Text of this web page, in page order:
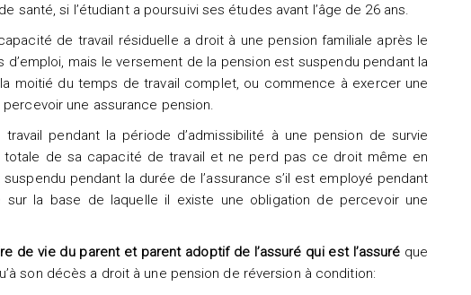
santé, si l’étudiant a poursuivi ses études avant l’âge de 26 ans.
de travail résiduelle a droit à une pension familiale après le
mais le versement de la pension est suspendu pendant la
moitié du temps de travail complet, ou commence à exercer une
une assurance pension.
pendant la période d’admissibilité à une pension de survie
de sa capacité de travail et ne perd pas ce droit même en
pendant la durée de l’assurance s’il est employé pendant
la base de laquelle il existe une obligation de percevoir une
de vie du parent et parent adoptif de l’assuré qui est l’assuré que
son décès a droit à une pension de réversion à condition: